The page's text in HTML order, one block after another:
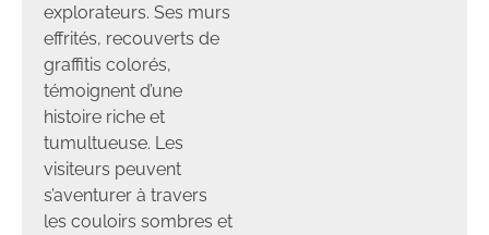
explorateurs. Ses murs
effrités, recouverts de
graffitis colorés,
témoignent d’une
histoire riche et
tumultueuse. Les
visiteurs peuvent
s’aventurer à travers
les couloirs sombres et